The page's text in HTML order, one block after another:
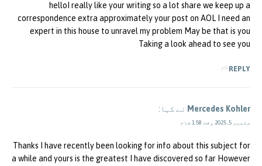
helloI really like your writing so a lot share we keep up a
correspondence extra approximately your post on AOL I need an
expert in this house to unravel my problem May be that is you
Taking a look ahead to see you
REPLY
Mercedes Kohler نے کہا:
ستمبر 5, 2025 وقت 1:58 شام
Thanks I have recently been looking for info about this subject for
a while and yours is the greatest I have discovered so far However